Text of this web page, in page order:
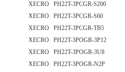
XECRO PH22T-3PCGR-S200
XECRO PH22T-3PCGR-S60
XECRO PH22T-3PCGR-TB5
XECRO PH22T-3POGR-3P12
XECRO PH22T-3POGR-3U8
XECRO PH22T-3POGR-N2P